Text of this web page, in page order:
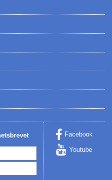
Facebook
Youtube